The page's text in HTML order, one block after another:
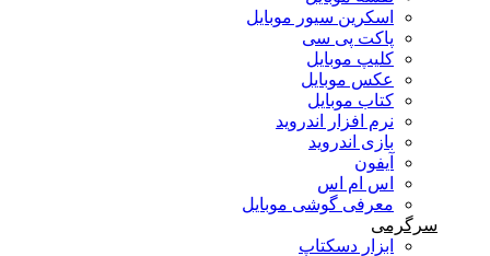
اسکرین سیور موبایل
پاکت پی سی
کلیپ موبایل
عکس موبایل
کتاب موبایل
نرم افزار اندروید
بازی اندروید
آیفون
اس ام اس
معرفی گوشی موبایل
سرگرمی
ابزار دسکتاپ